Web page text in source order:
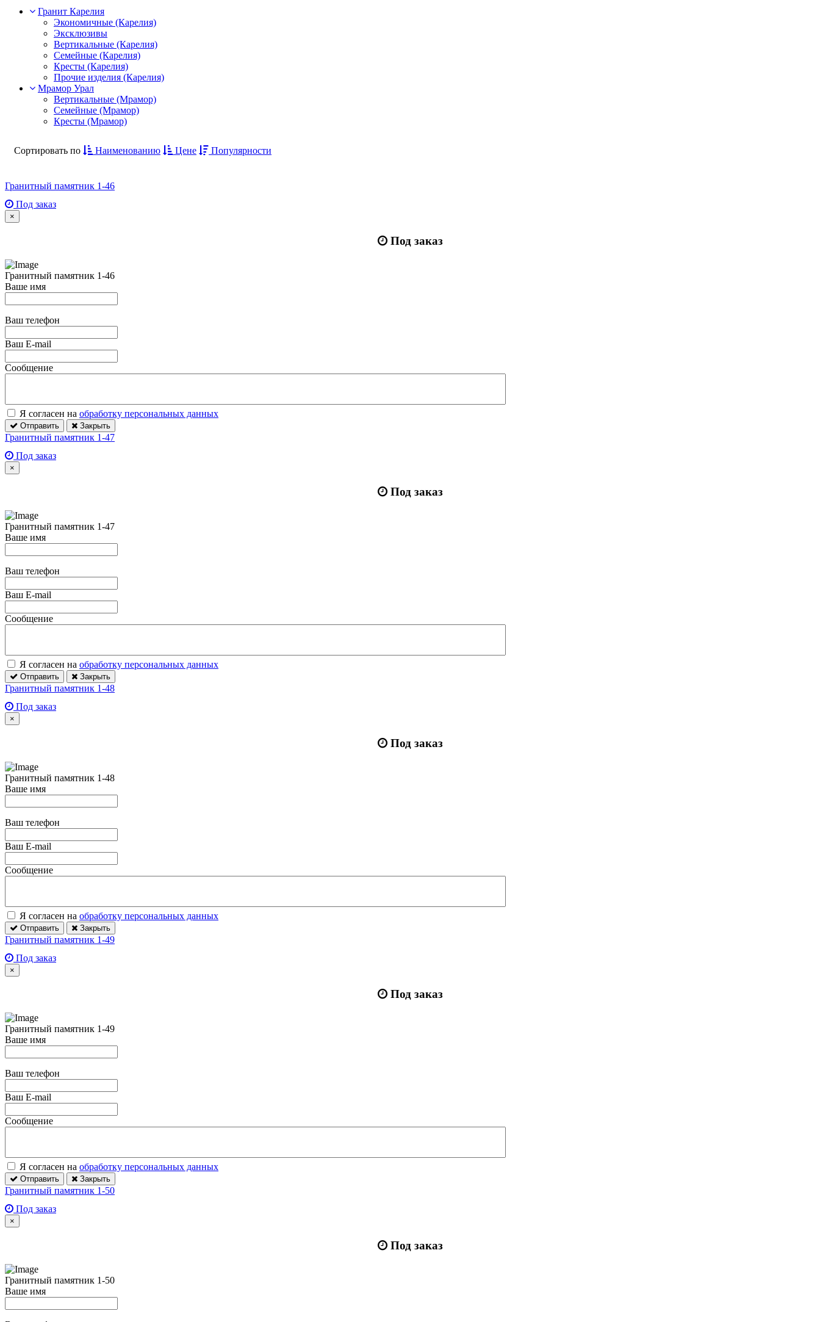
Гранит Карелия
Экономичные (Карелия)
Эксклюзивы
Вертикальные (Карелия)
Семейные (Карелия)
Кресты (Карелия)
Прочие изделия (Карелия)
Мрамор Урал
Вертикальные (Мрамор)
Семейные (Мрамор)
Кресты (Мрамор)
Сортировать по Наименованию Цене Популярности
Гранитный памятник 1-46
Под заказ
×
Под заказ
Гранитный памятник 1-46
Ваше имя
Ваш телефон
Ваш E-mail
Сообщение
Я согласен на обработку персональных данных
Отправить Закрыть
Гранитный памятник 1-47
Под заказ
×
Под заказ
Гранитный памятник 1-47
Ваше имя
Ваш телефон
Ваш E-mail
Сообщение
Я согласен на обработку персональных данных
Отправить Закрыть
Гранитный памятник 1-48
Под заказ
×
Под заказ
Гранитный памятник 1-48
Ваше имя
Ваш телефон
Ваш E-mail
Сообщение
Я согласен на обработку персональных данных
Отправить Закрыть
Гранитный памятник 1-49
Под заказ
×
Под заказ
Гранитный памятник 1-49
Ваше имя
Ваш телефон
Ваш E-mail
Сообщение
Я согласен на обработку персональных данных
Отправить Закрыть
Гранитный памятник 1-50
Под заказ
×
Под заказ
Гранитный памятник 1-50
Ваше имя